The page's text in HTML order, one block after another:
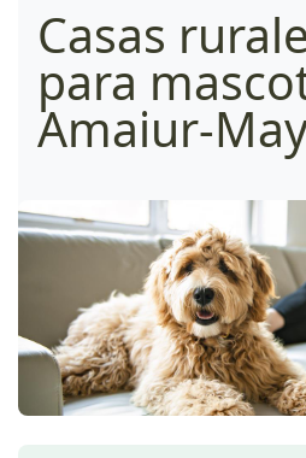
Casas
para
Amaiur-